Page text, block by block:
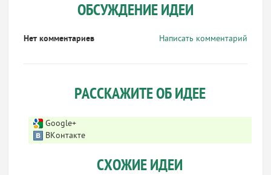
ОБСУЖДЕНИЕ ИДЕИ
Написать комментарий
Нет комментариев
РАССКАЖИТЕ ОБ ИДЕЕ
Google+
ВКонтакте
СХОЖИЕ ИДЕИ